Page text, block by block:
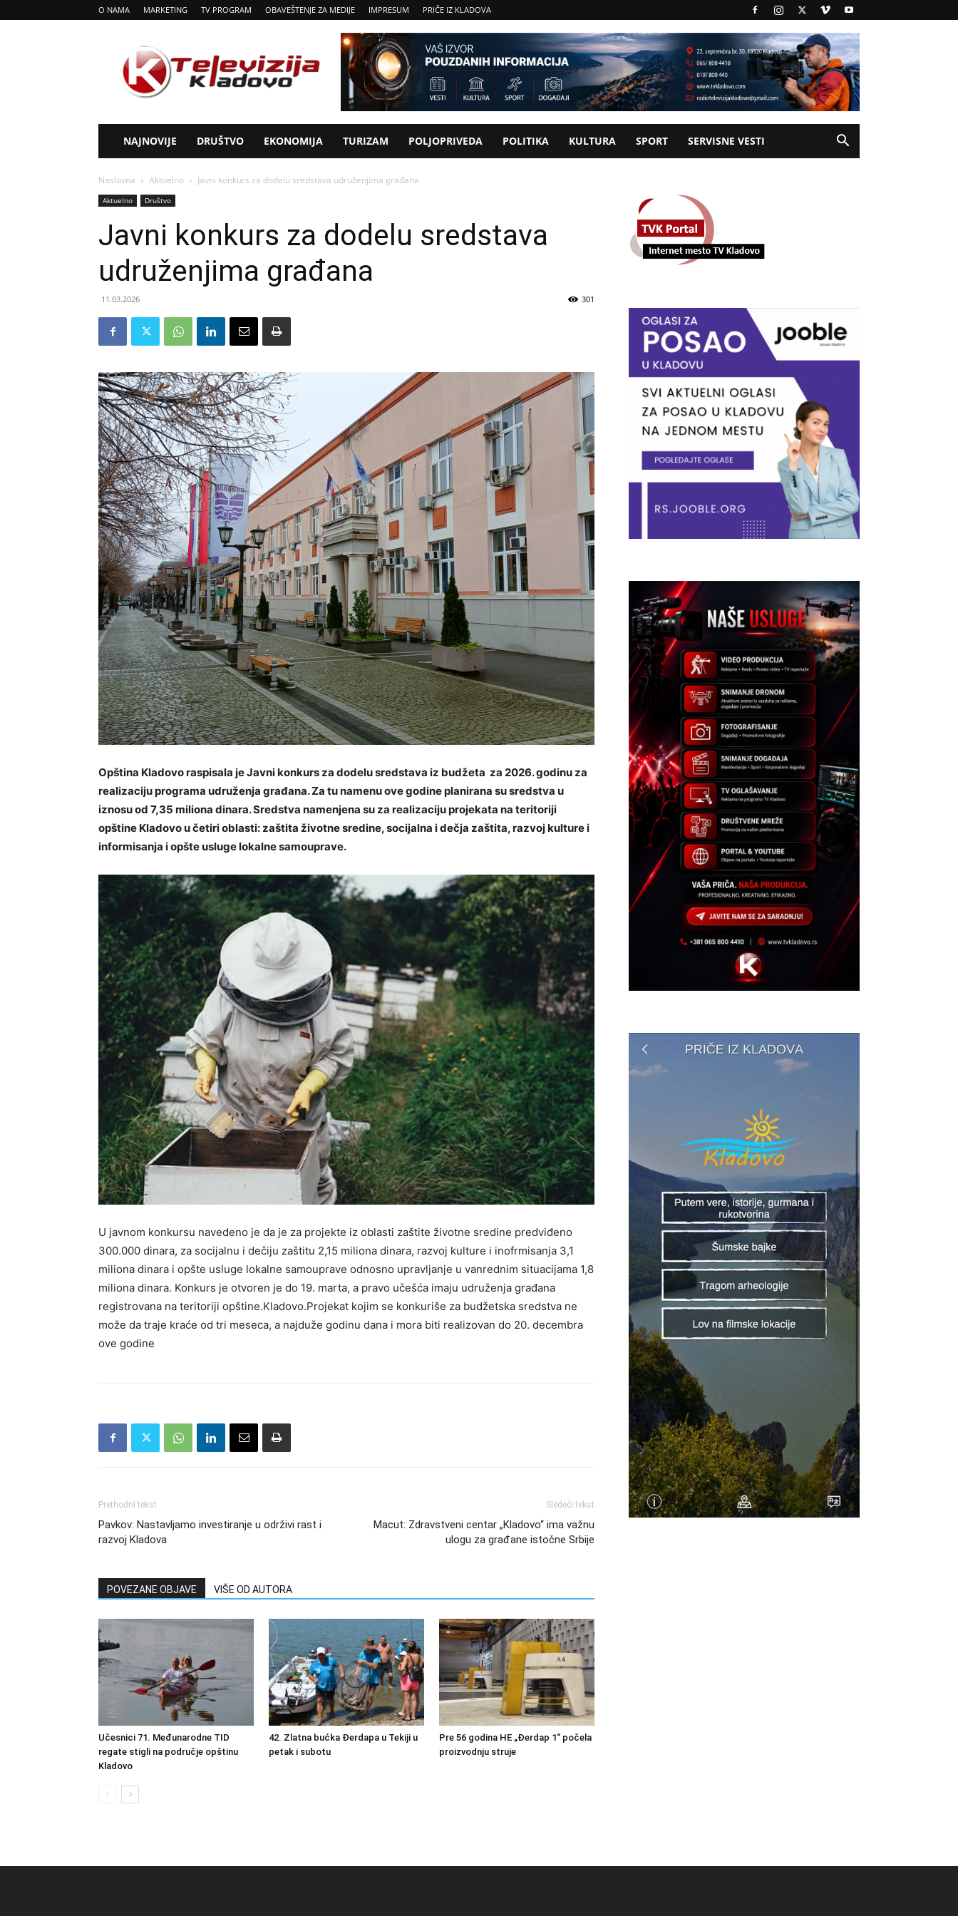
O NAMA MARKETING TV PROGRAM OBAVEŠTENJE ZA MEDIJE IMPRESUM PRIČE IZ KLADOVA
Tv
Kladovo
NAJNOVIJE DRUŠTVO EKONOMIJA TURIZAM POLJOPRIVEDA POLITIKA KULTURA SPORT SERVISNE VESTI
Naslovna Aktuelno Javni konkurs za dodelu sredstava udruženjima građana
Aktuelno Društvo
Javni konkurs za dodelu sredstava
udruženjima građana
11.03.2026 301
Opština Kladovo raspisala je Javni konkurs za dodelu sredstava iz budžeta za 2026. godinu za
realizaciju programa udruženja građana. Za tu namenu ove godine planirana su sredstva u
iznosu od 7,35 miliona dinara. Sredstva namenjena su za realizaciju projekata na teritoriji
opštine Kladovo u četiri oblasti: zaštita životne sredine, socijalna i dečja zaštita, razvoj kulture i
informisanja i opšte usluge lokalne samouprave.
U javnom konkursu navedeno je da je za projekte iz oblasti zaštite životne sredine predviđeno
300.000 dinara, za socijalnu i dečiju zaštitu 2,15 miliona dinara, razvoj kulture i inofrmisanja 3,1
miliona dinara i opšte usluge lokalne samouprave odnosno upravljanje u vanrednim situacijama 1,8
miliona dinara. Konkurs je otvoren je do 19. marta, a pravo učešća imaju udruženja građana
registrovana na teritoriji opštine.Kladovo.Projekat kojim se konkuriše za budžetska sredstva ne
može da traje kraće od tri meseca, a najduže godinu dana i mora biti realizovan do 20. decembra
ove godine
Prethodni tekst
Pavkov: Nastavljamo investiranje u održivi rast i
razvoj Kladova
Sledeći tekst
Macut: Zdravstveni centar „Kladovo“ ima važnu
ulogu za građane istočne Srbije
POVEZANE OBJAVE VIŠE OD AUTORA
Učesnici 71. Međunarodne TID
regate stigli na područje opštinu
Kladovo
42. Zlatna bućka Đerdapa u Tekiji u
petak i subotu
Pre 56 godina HE „Đerdap 1“ počela
proizvodnju struje